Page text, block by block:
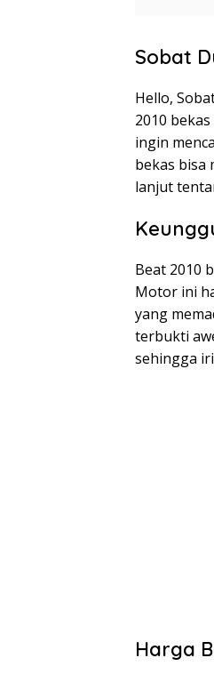
Sobat
Hello,
2010
ingin
bekas bisa
lanjut
Beat 2010
Motor ini
yang
terbukti
sehingga
Harga